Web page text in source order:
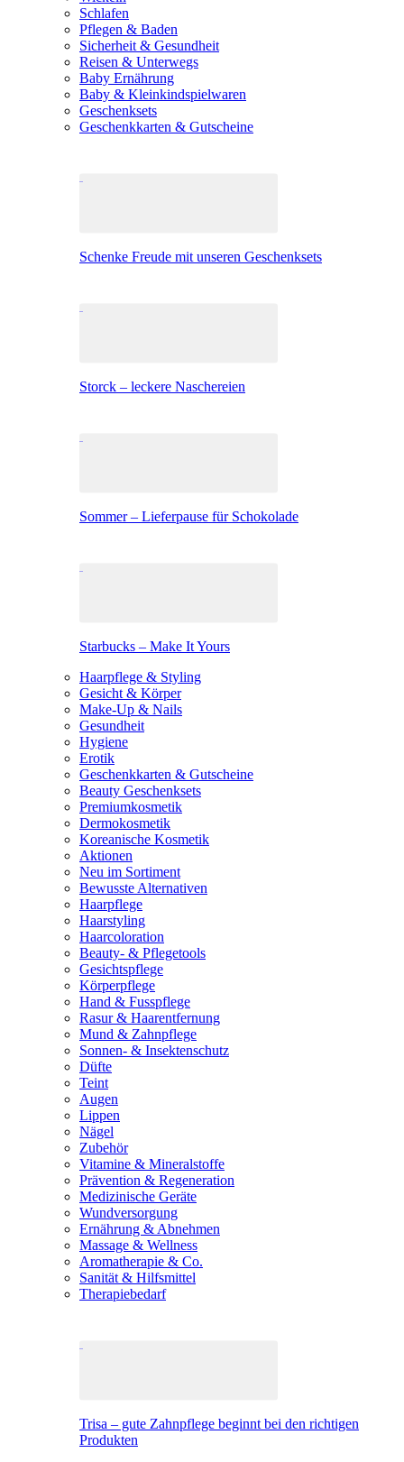
Schlafen
Pflegen & Baden
Sicherheit & Gesundheit
Reisen & Unterwegs
Baby Ernährung
Baby & Kleinkindspielwaren
Geschenksets
Geschenkkarten & Gutscheine
Schenke Freude mit unseren Geschenksets
Storck – leckere Naschereien
Sommer – Lieferpause für Schokolade
Starbucks – Make It Yours
Haarpflege & Styling
Gesicht & Körper
Make-Up & Nails
Gesundheit
Hygiene
Erotik
Geschenkkarten & Gutscheine
Beauty Geschenksets
Premiumkosmetik
Dermokosmetik
Koreanische Kosmetik
Aktionen
Neu im Sortiment
Bewusste Alternativen
Haarpflege
Haarstyling
Haarcoloration
Beauty- & Pflegetools
Gesichtspflege
Körperpflege
Hand & Fusspflege
Rasur & Haarentfernung
Mund & Zahnpflege
Sonnen- & Insektenschutz
Düfte
Teint
Augen
Lippen
Nägel
Zubehör
Vitamine & Mineralstoffe
Prävention & Regeneration
Medizinische Geräte
Wundversorgung
Ernährung & Abnehmen
Massage & Wellness
Aromatherapie & Co.
Sanität & Hilfsmittel
Therapiebedarf
Trisa – gute Zahnpflege beginnt bei den richtigen
Produkten